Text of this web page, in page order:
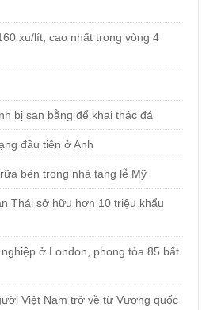
xu/lít, cao nhất trong vòng 4
bị san bằng để khai thác đá
đầu tiên ở Anh
bên trong nhà tang lễ Mỹ
Thái sở hữu hơn 10 triệu khẩu
ở London, phong tỏa 85 bất
Việt Nam trở về từ Vương quốc